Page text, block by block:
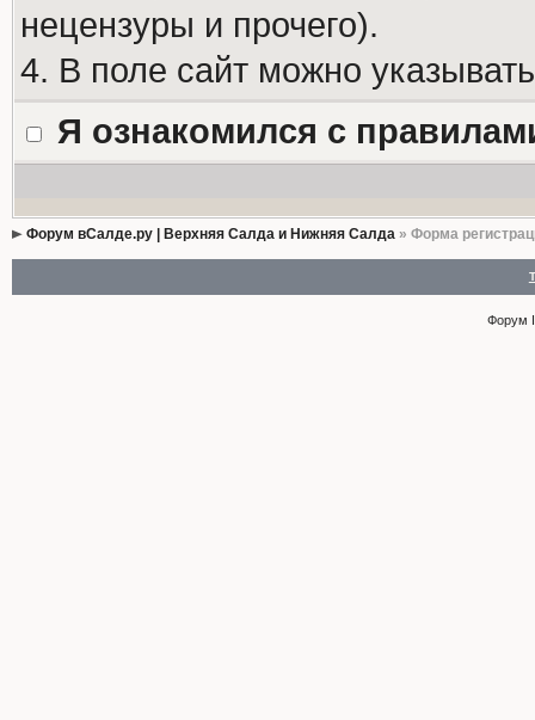
нецензуры и прочего).
4. В поле сайт можно
Я ознакомился с
Форум вСалде.ру | Верхняя Салда и Нижняя Салда» Форма
Форум